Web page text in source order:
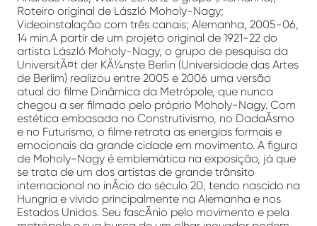
Roteiro original de László Moholy-Nagy;
Videoinstalação com três canais; Alemanha, 2005-06,
14 min.A partir de um projeto original de 1921-22 do
artista László Moholy-Nagy, o grupo de pesquisa da
UniversitÃ¤t der KÃ¼nste Berlin (Universidade das Artes
de Berlim) realizou entre 2005 e 2006 uma versão
atual do filme Dinâmica da Metrópole, que nunca
chegou a ser filmado pelo próprio Moholy-Nagy. Com
estética embasada no Construtivismo, no DadaÃ­smo
e no Futurismo, o filme retrata as energias formais e
emocionais da grande cidade em movimento. A figura
de Moholy-Nagy é emblemática na exposição, já que
se trata de um dos artistas de grande trânsito
internacional no inÃ­cio do século 20, tendo nascido na
Hungria e vivido principalmente na Alemanha e nos
Estados Unidos. Seu fascÃ­nio pelo movimento e pela